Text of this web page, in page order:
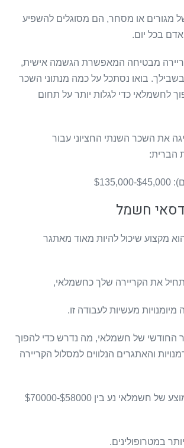
מגורים או מסחר, הם מסוגלים להשפיע
בכל יום.
מבטיחה המאפשרת הגשמה אישית,
בשבילך. בואו נסתכל על כמה מנתוני השכר
לחשמלאי כדי לגלות יותר על תחום
את השכר השנתי החציוני עבור
הברית:
חשמל
מקצוע שיכול להיות מאוד מאתגר
את הקריירה שלך כחשמלאי,
מעשיות לעבודה זו.
החודשי של חשמלאי, מה נדרש כדי להפוך
והאתגרים הנלווים למסלול הקריירה
השכר השנתי הממוצע של חשמלאי נע בין $58000-$70000
במטרופולינים.